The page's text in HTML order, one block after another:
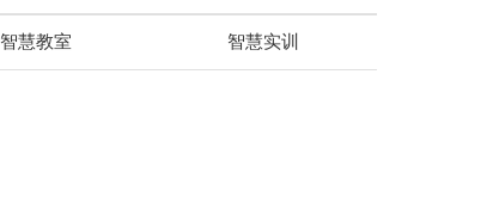
智慧教室 智慧实训